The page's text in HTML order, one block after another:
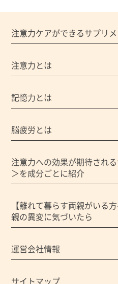
注意力ケアができるサプリ
注意力とは
記憶力とは
脳疲労とは
注意力への効果が期待され
＞を成分ごとに紹介
【離れて暮らす両親がいる
親の異変に気づいたら
運営会社情報
サイトマップ